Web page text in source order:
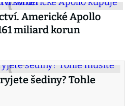
Americké Apollo
miliard korun
šediny? Tohle